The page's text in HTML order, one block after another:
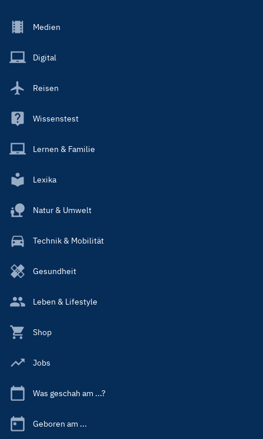
Footer
Main
Medien
Digital
Reisen
Wissenstest
Lernen & Familie
Lexika
Natur & Umwelt
Technik & Mobilität
Gesundheit
Leben & Lifestyle
Shop
Jobs
Was geschah am ...?
Geboren am ...